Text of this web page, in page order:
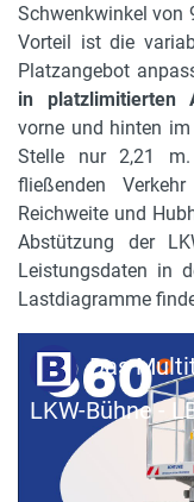
Schwenkwinkel von
Vorteil ist die
Platzangebot
in platzlimitierten
vorne und hinten
Stelle nur 2,21
fließenden
Reichweite und
Abstützung der
Leistungsdaten in
Lastdiagramme
Das
LKW-Bühne -